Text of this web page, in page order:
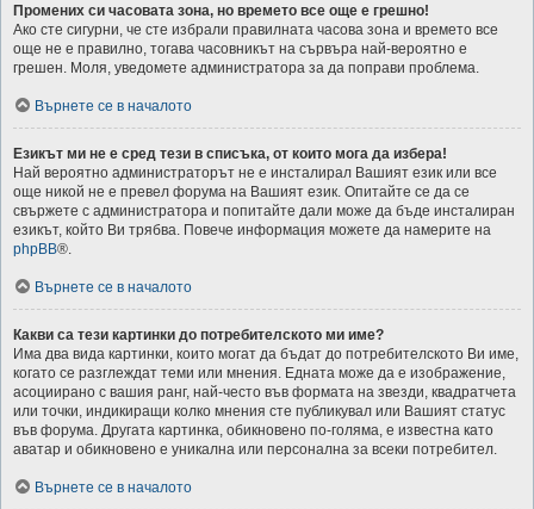
Промених си часовата зона, но времето все още е грешно!
Ако сте сигурни, че сте избрали правилната часова зона и времето все
още не е правилно, тогава часовникът на сървъра най-вероятно е
грешен. Моля, уведомете администратора за да поправи проблема.
Върнете се в началото
Езикът ми не е сред тези в списъка, от които мога да избера!
Най вероятно администраторът не е инсталирал Вашият език или все
още никой не е превел форума на Вашият език. Опитайте се да се
свържете с администратора и попитайте дали може да бъде инсталиран
езикът, който Ви трябва. Повече информация можете да намерите на
phpBB®.
Върнете се в началото
Какви са тези картинки до потребителското ми име?
Има два вида картинки, които могат да бъдат до потребителското Ви име,
когато се разглеждат теми или мнения. Едната може да е изображение,
асоциирано с вашия ранг, най-често във формата на звезди, квадратчета
или точки, индикиращи колко мнения сте публикувал или Вашият статус
във форума. Другата картинка, обикновено по-голяма, е известна като
аватар и обикновено е уникална или персонална за всеки потребител.
Върнете се в началото